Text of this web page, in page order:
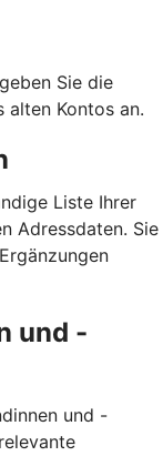
Sie die
alten Kontos an.
Liste Ihrer
Adressdaten. Sie
und -
und -